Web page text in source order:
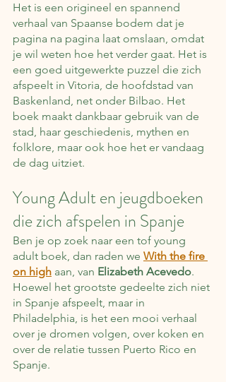
Het is een origineel en spannend
verhaal van Spaanse bodem dat je
pagina na pagina laat omslaan, omdat
je wil weten hoe het verder gaat. Het is
een goed uitgewerkte puzzel die zich
afspeelt in Vitoria, de hoofdstad van
Baskenland, net onder Bilbao. Het
boek maakt dankbaar gebruik van de
stad, haar geschiedenis, mythen en
folklore, maar ook hoe het er vandaag
de dag uitziet.
Young Adult en jeugdboeken
die zich afspelen in Spanje
Ben je op zoek naar een tof young
adult boek, dan raden we With the fire
on high aan, van Elizabeth Acevedo.
Hoewel het grootste gedeelte zich niet
in Spanje afspeelt, maar in
Philadelphia, is het een mooi verhaal
over je dromen volgen, over koken en
over de relatie tussen Puerto Rico en
Spanje.